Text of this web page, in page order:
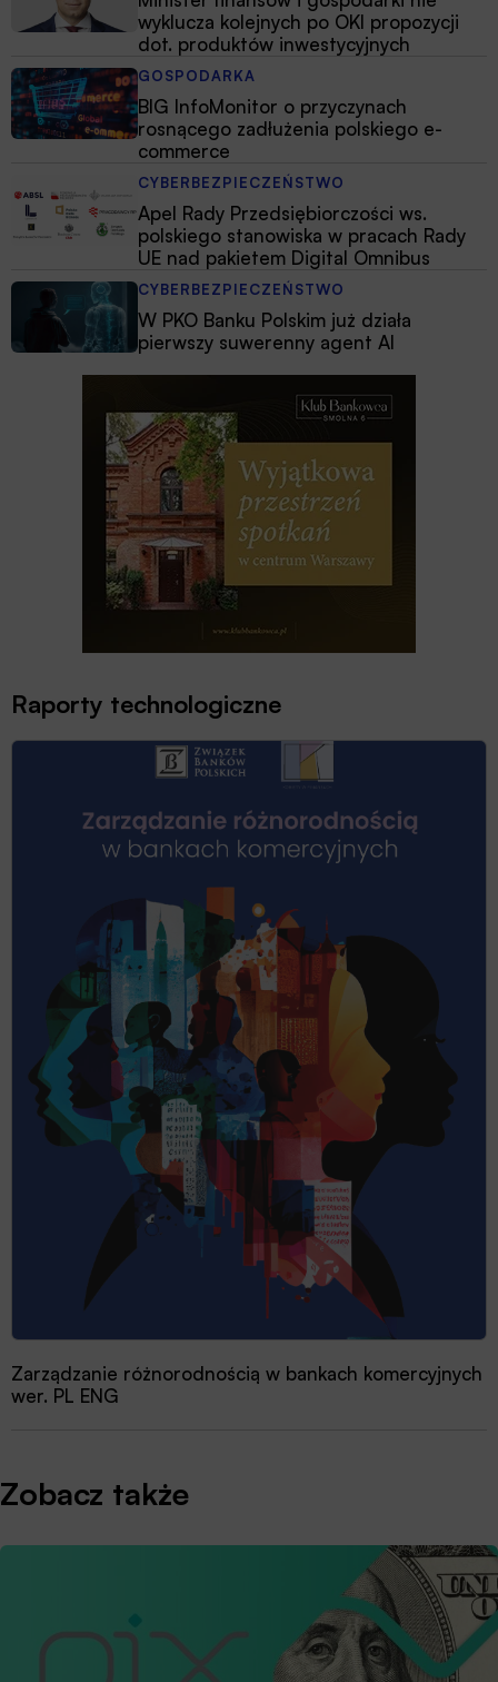
wyklucza kolejnych po OKI propozycji
dot. produktów inwestycyjnych
GOSPODARKA
BIG InfoMonitor o przyczynach
rosnącego zadłużenia polskiego e-
commerce
CYBERBEZPIECZEŃSTWO
Apel Rady Przedsiębiorczości ws.
polskiego stanowiska w pracach Rady
UE nad pakietem Digital Omnibus
CYBERBEZPIECZEŃSTWO
W PKO Banku Polskim już działa
pierwszy suwerenny agent AI
Raporty technologiczne
Zarządzanie różnorodnością w bankach komercyjnych
wer. PL ENG
Zobacz także